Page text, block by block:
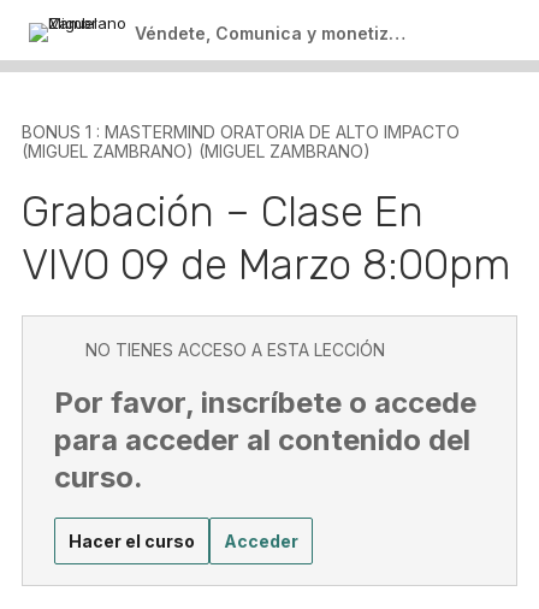
Véndete, Comunica y monetiza en la era digital
Sesión 1 Zoom – Foro de Discusión – Dudas y
Preguntas
Clase 1 Grabada 13 de Abril 8:00pm
Ebook ( Descargable)
3 lecciones
Módulo 3 : Persuasión por Miguel
Zambrano)
Clase Comunicación Persuasiva
2 lecciones
Módulo 4: Prácticas Finales (Miguel
Zambrano) (Miguel Zambrano)
Última Clase
1 lección
BONUS 1 : MASTERMIND ORATORIA DE ALTO IMPACTO
(MIGUEL ZAMBRANO) (MIGUEL ZAMBRANO)
Grabación – Clase En
VIVO 09 de Marzo 8:00pm
NO TIENES ACCESO A ESTA LECCIÓN
Por favor, inscríbete o accede
para acceder al contenido del
curso.
Hacer el curso Acceder